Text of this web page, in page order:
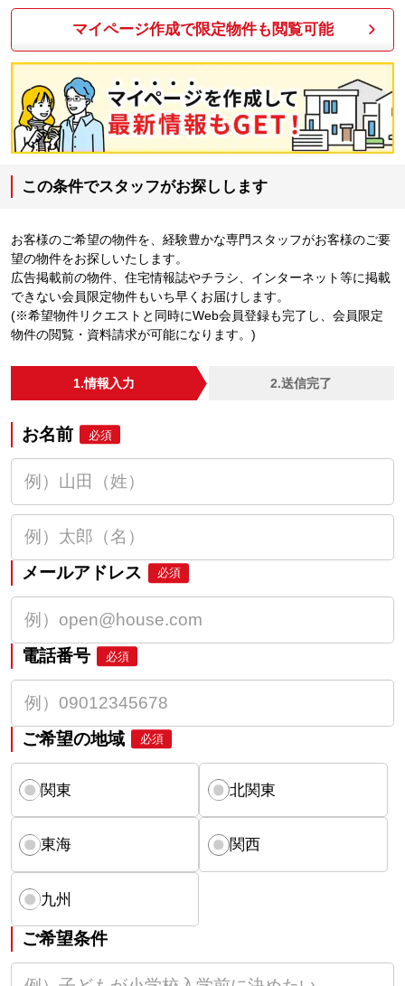
マイページ作成で限定物件も閲覧可能
この条件でスタッフがお探しします
お客様のご希望の物件を、経験豊かな専門スタッフがお客様のご要
望の物件をお探しいたします。
広告掲載前の物件、住宅情報誌やチラシ、インターネット等に掲載
できない会員限定物件もいち早くお届けします。
(※希望物件リクエストと同時にWeb会員登録も完了し、会員限定
物件の閲覧・資料請求が可能になります。)
1.情報入力 2.送信完了
お名前 必須
メールアドレス 必須
電話番号 必須
ご希望の地域 必須
関東 北関東
東海 関西
九州
ご希望条件